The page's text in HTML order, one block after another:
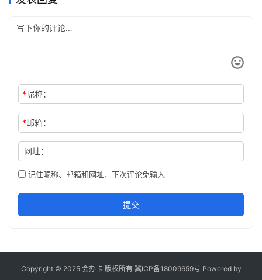
*昵称：
*邮箱：
网址：
记住昵称、邮箱和网址，下次评论免输入
提交
Copyright © 2025 会办卡 版权所有 冀ICP备18009659号 Powered by